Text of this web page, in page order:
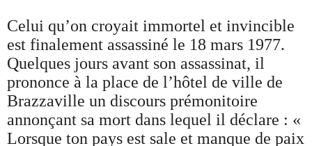
Celui qu’on croyait immortel et invincible
est finalement assassiné le 18 mars 1977.
Quelques jours avant son assassinat, il
prononce à la place de l’hôtel de ville de
Brazzaville un discours prémonitoire
annonçant sa mort dans lequel il déclare : «
Lorsque ton pays est sale et manque de paix